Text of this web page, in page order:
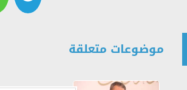
موضوعات متعلقة